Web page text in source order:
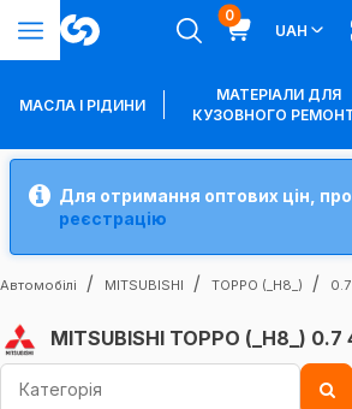
0
UAH
МАСЛА І РІДИНИ
МАТЕРІАЛИ ДЛЯ
КУЗОВНОГО
Для отримання оптових цін,
реєстрацію
Автомобілі MITSUBISHI TOPPO (_H8_)
MITSUBISHI TOPPO (_H8_) 0.7